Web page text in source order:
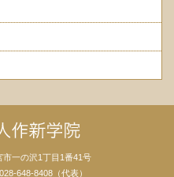
一の沢1丁目1番41号
648-8408（代表）